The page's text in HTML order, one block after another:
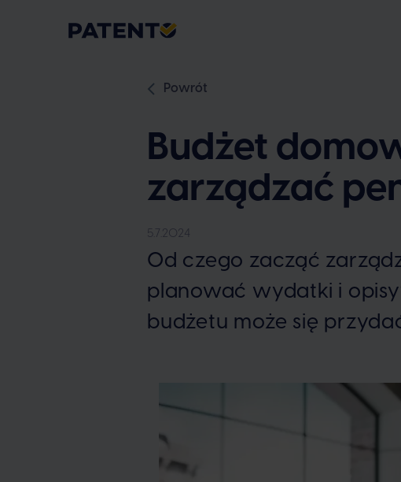
Powrót
Budżet
zarządzać
5.7.2024
Od czego zacząć
planować wydatki i
budżetu może się